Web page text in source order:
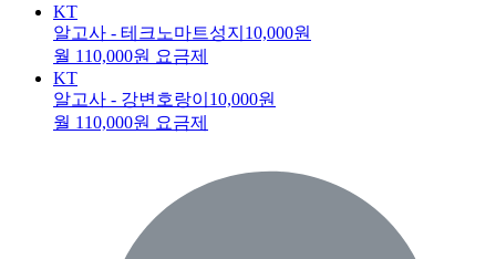
KT
알고사 - 테크노마트성지 10,000원
월 110,000원 요금제
KT
알고사 - 강변호랑이 10,000원
월 110,000원 요금제